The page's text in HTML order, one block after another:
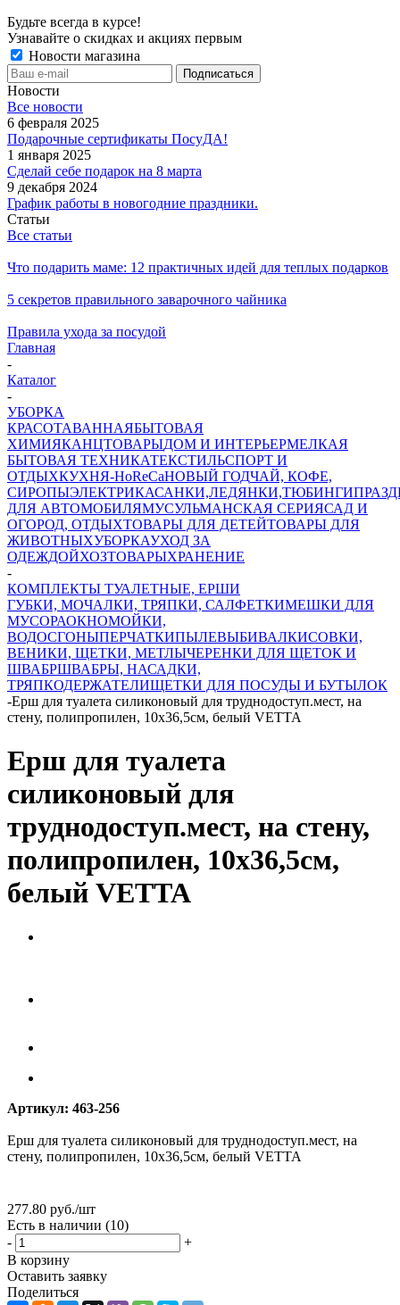
Будьте всегда в курсе!
Узнавайте о скидках и акциях первым
Новости магазина
Новости
Все новости
6 февраля 2025
Подарочные сертификаты ПосуДА!
1 января 2025
Сделай себе подарок на 8 марта
9 декабря 2024
График работы в новогодние праздники.
Статьи
Все статьи
Что подарить маме: 12 практичных идей для теплых подарков
5 секретов правильного заварочного чайника
Правила ухода за посудой
Главная
-
Каталог
-
УБОРКА
КРАСОТАВАННАЯБЫТОВАЯ
ХИМИЯКАНЦТОВАРЫДОМ И ИНТЕРЬЕРМЕЛКАЯ
БЫТОВАЯ ТЕХНИКАТЕКСТИЛЬСПОРТ И
ОТДЫХКУХНЯ-HoReCaНОВЫЙ ГОДЧАЙ, КОФЕ,
СИРОПЫЭЛЕКТРИКАСАНКИ,ЛЕДЯНКИ,ТЮБИНГИ
ДЛЯ АВТОМОБИЛЯМУСУЛЬМАНСКАЯ СЕРИЯСАД И
ОГОРОД, ОТДЫХТОВАРЫ ДЛЯ ДЕТЕЙТОВАРЫ ДЛЯ
ЖИВОТНЫХУБОРКАУХОД ЗА
ОДЕЖДОЙХОЗТОВАРЫХРАНЕНИЕ
-
КОМПЛЕКТЫ ТУАЛЕТНЫЕ, ЕРШИ
ГУБКИ, МОЧАЛКИ, ТРЯПКИ, САЛФЕТКИМЕШКИ ДЛЯ
МУСОРАОКНОМОЙКИ,
ВОДОСГОНЫПЕРЧАТКИПЫЛЕВЫБИВАЛКИСОВКИ,
ВЕНИКИ, ЩЕТКИ, МЕТЛЫЧЕРЕНКИ ДЛЯ ЩЕТОК И
ШВАБРШВАБРЫ, НАСАДКИ,
ТРЯПКОДЕРЖАТЕЛИЩЕТКИ ДЛЯ ПОСУДЫ И БУТЫЛОК
-Ерш для туалета силиконовый для труднодоступ.мест, на
стену, полипропилен, 10х36,5см, белый VETTA
Ерш для туалета
силиконовый для
труднодоступ.мест, на стену,
полипропилен, 10х36,5см,
белый VETTA
Артикул: 463-256
Ерш для туалета силиконовый для труднодоступ.мест, на
стену, полипропилен, 10х36,5см, белый VETTA
277.80 руб./шт
Есть в наличии (10)
-
+
В корзину
Оставить заявку
Поделиться